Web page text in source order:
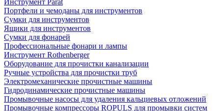
Инструмент Parat
Портфели и чемоданы для инструментов
Сумки для инструментов
Ящики для инструментов
Сумки для фонарей
Профессиональные фонари и лампы
Инструмент Rothenberger
Оборудование для прочистки канализации
Ручные устройства для прочистки труб
Электромеханические прочистные машины
Гидродинамические прочистные машины
Промывочные насосы для удаления кальциевых отложений
Промывочные компрессоры ROPULS для промывки систем